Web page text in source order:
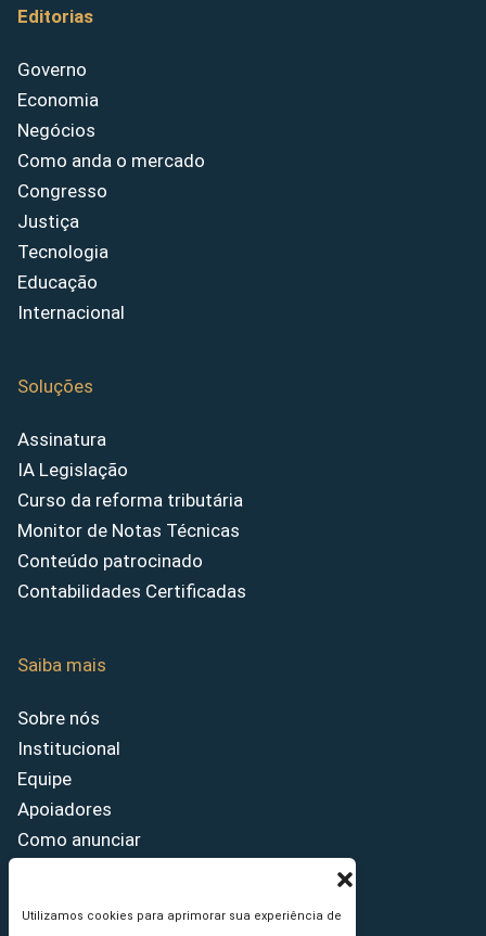
Utilizamos cookies para aprimorar sua experiência de
Editorias
Governo
Economia
Negócios
Como anda o mercado
Congresso
Justiça
Tecnologia
Educação
Internacional
Soluções
Assinatura
IA Legislação
Curso da reforma tributária
Monitor de Notas Técnicas
Conteúdo patrocinado
Contabilidades Certificadas
Saiba mais
Sobre nós
Institucional
Equipe
Apoiadores
Como anunciar